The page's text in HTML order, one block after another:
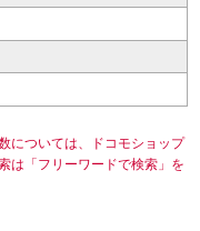
については、ドコモショップ
は「フリーワードで検索」を